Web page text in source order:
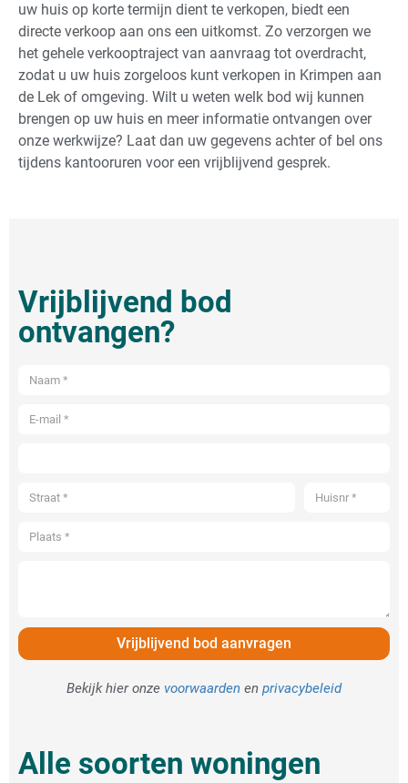
uw huis op korte termijn dient te verkopen, biedt een
directe verkoop aan ons een uitkomst. Zo verzorgen we
het gehele verkooptraject van aanvraag tot overdracht,
zodat u uw huis zorgeloos kunt verkopen in Krimpen aan
de Lek of omgeving. Wilt u weten welk bod wij kunnen
brengen op uw huis en meer informatie ontvangen over
onze werkwijze? Laat dan uw gegevens achter of bel ons
tijdens kantooruren voor een vrijblijvend gesprek.
Vrijblijvend bod
ontvangen?
Vrijblijvend bod aanvragen
Bekijk hier onze voorwaarden en privacybeleid
Alle soorten woningen